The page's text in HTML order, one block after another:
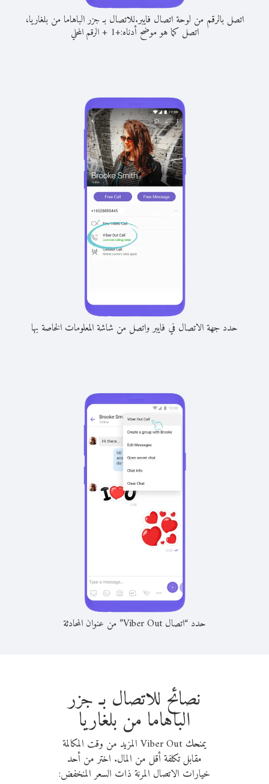
اتصل بالرقم من لوحة اتصال فايبر.للاتصال بـ جزر الباهاما من بلغاريا،
اتصل كما هو موضح أدناه:+
1
+الرقم المحلي
حدد جهة الاتصال في فايبر واتصل من شاشة المعلومات الخاصة بها
حدد “اتصال Viber Out” من عنوان المحادثة
نصائح للاتصال بـ جزر
الباهاما من بلغاريا
يمنحك Viber Out المزيد من وقت المكالمة
مقابل تكلفة أقل من المال. اختر من أحد
خيارات الاتصال المرنة ذات السعر المنخفض: